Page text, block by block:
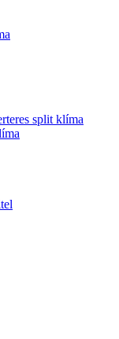
split klíma